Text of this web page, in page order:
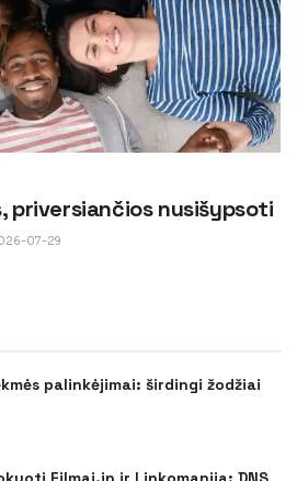
priversiančios nusišypsoti
07-29
palinkėjimai: širdingi žodžiai